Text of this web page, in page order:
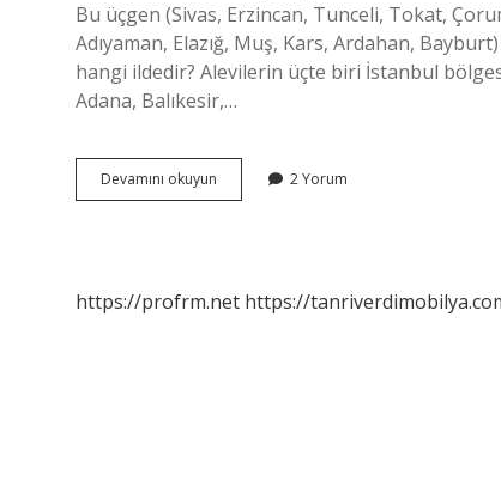
Bu üçgen (Sivas, Erzincan, Tunceli, Tokat,
Adıyaman, Elazığ, Muş, Kars, Ardahan,
hangi ildedir? Alevilerin üçte biri İstanbul
Adana, Balıkesir,…
Devamını okuyun Diyarbakır
Bismil
2 Yorum
https://profrm.net https://